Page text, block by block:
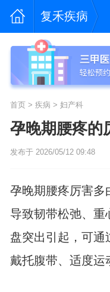
复禾疾病
首页> 疾病 > 妇产科
孕晚期腰疼的
发布于 2026/05/12 09:48
孕晚期腰疼厉害多
导致韧带松弛、重
盘突出引起，可通
戴托腹带、适度运